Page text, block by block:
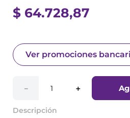
$ 64.728,87
Ver promociones
＋
－
Descripción